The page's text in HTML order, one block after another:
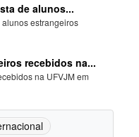
de alunos...
estrangeiros
recebidos na...
na UFVJM em